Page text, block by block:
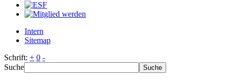
Intern
Sitemap
Schrift: + 0 -
Suche
Suche